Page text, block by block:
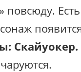
» повсюду.
Скайуокер.